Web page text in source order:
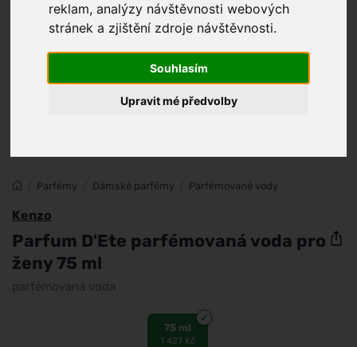
reklam, analýzy návštěvnosti webových
stránek a zjištění zdroje návštěvnosti.
Souhlasím
Upravit mé předvolby
Parfémy Dámské parfémy Parfémované vody
Kenzo
Parfum D'Ete parfémovaná voda pro
ženy 75 ml
parfémovaná voda
75 ml
1 427 Kč